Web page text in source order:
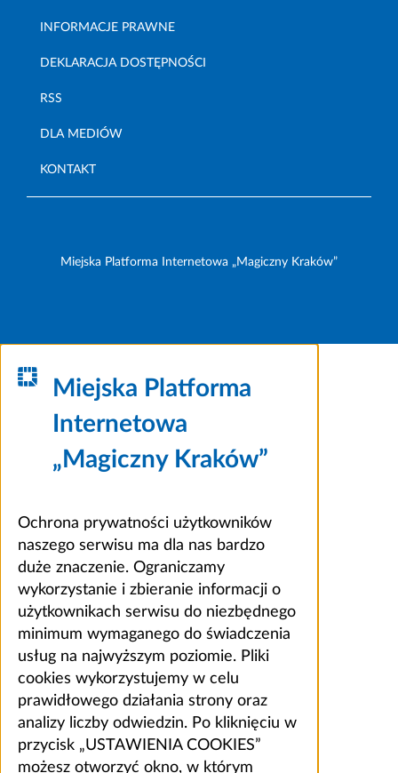
INFORMACJE PRAWNE
DEKLARACJA DOSTĘPNOŚCI
RSS
DLA MEDIÓW
KONTAKT
Miejska Platforma Internetowa „Magiczny Kraków”
Miejska Platforma
Internetowa
„Magiczny Kraków”
Ochrona prywatności użytkowników
naszego serwisu ma dla nas bardzo
duże znaczenie. Ograniczamy
wykorzystanie i zbieranie informacji o
użytkownikach serwisu do niezbędnego
minimum wymaganego do świadczenia
usług na najwyższym poziomie. Pliki
cookies wykorzystujemy w celu
prawidłowego działania strony oraz
analizy liczby odwiedzin. Po kliknięciu w
przycisk „USTAWIENIA COOKIES”
możesz otworzyć okno, w którym